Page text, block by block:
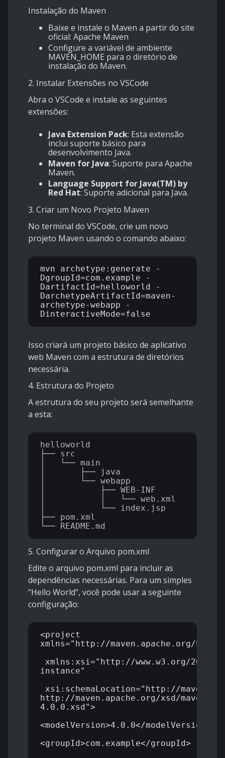
Instalação do Maven
Baixe e instale o Maven a partir do site
oficial: Apache Maven
Configure a variável de ambiente
MAVEN_HOME para o diretório de
instalação do Maven.
2. Instalar Extensões no VSCode
Abra o VSCode e instale as seguintes
extensões:
Java Extension Pack: Esta extensão
inclui suporte básico para
desenvolvimento Java.
Maven for Java: Suporte para Apache
Maven.
Language Support for Java(TM) by
Red Hat: Suporte adicional para Java.
3. Criar um Novo Projeto Maven
No terminal do VSCode, crie um novo
projeto Maven usando o comando abaixo:
mvn archetype:generate -
DgroupId=com.example -
DartifactId=helloworld -
DarchetypeArtifactId=maven-
archetype-webapp -
Isso criará um projeto básico de aplicativo
web Maven com a estrutura de diretórios
necessária.
4. Estrutura do Projeto
A estrutura do seu projeto será semelhante
a esta:
helloworld
├── src
│   └── main
│       ├── java
│       └── webapp
│           ├── WEB-INF
│           │   └── web.xml
│           └── index.jsp
├── pom.xml
5. Configurar o Arquivo pom.xml
Edite o arquivo pom.xml para incluir as
dependências necessárias. Para um simples
"Hello World", você pode usar a seguinte
configuração:
<project
xmlns="http://maven.apache.org/POM/
xmlns:xsi="http://www.w3.org/2001/
instance"
xsi:schemaLocation="http://
http://maven.apache.org/xsd/maven-
4.0.0.xsd">
<modelVersion>4.0.0</modelVersion>
<groupId>com.example</groupId>